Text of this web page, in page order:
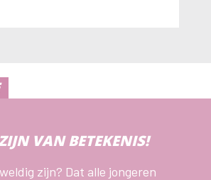
VAN BETEKENIS!
zijn? Dat alle jongeren